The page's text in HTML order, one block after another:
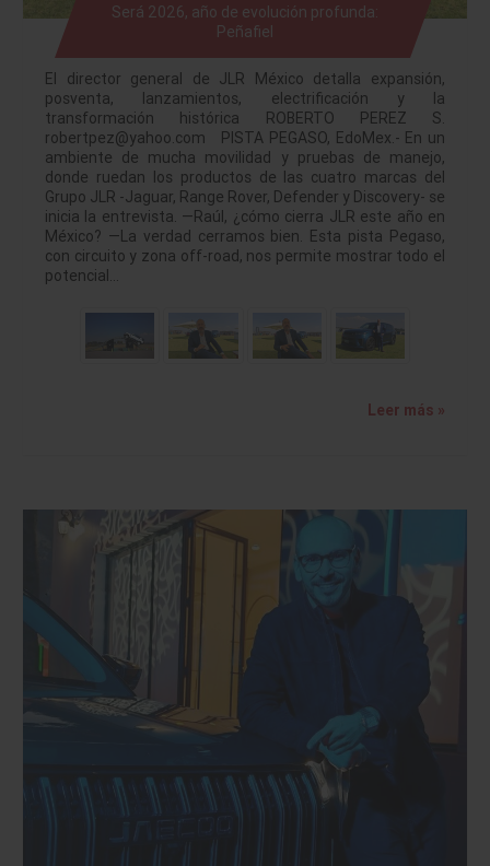
Será 2026, año de evolución profunda:
Peñafiel
El director general de JLR México detalla expansión,
posventa, lanzamientos, electrificación y la
transformación histórica ROBERTO PEREZ S.
robertpez@yahoo.com PISTA PEGASO, EdoMex.- En un
ambiente de mucha movilidad y pruebas de manejo,
donde ruedan los productos de las cuatro marcas del
Grupo JLR -Jaguar, Range Rover, Defender y Discovery- se
inicia la entrevista. —Raúl, ¿cómo cierra JLR este año en
México? —La verdad cerramos bien. Esta pista Pegaso,
con circuito y zona off-road, nos permite mostrar todo el
potencial…
Leer más »